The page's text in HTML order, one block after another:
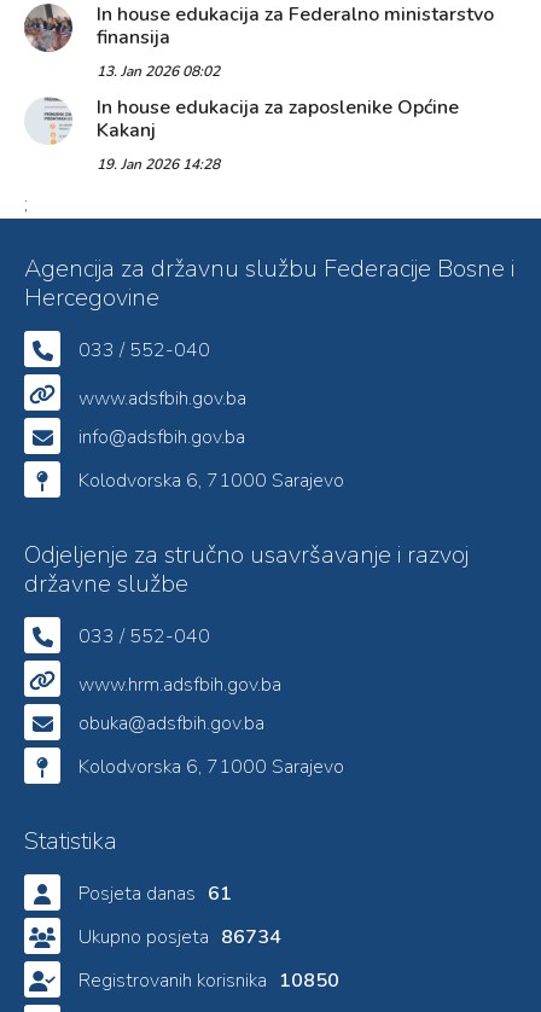
In house edukacija za Federalno ministarstvo
finansija
13. Jan 2026 08:02
In house edukacija za zaposlenike Općine
Kakanj
19. Jan 2026 14:28
;
Agencija za državnu službu Federacije Bosne i
Hercegovine
033 / 552-040
www.adsfbih.gov.ba
info@adsfbih.gov.ba
Kolodvorska 6, 71000 Sarajevo
Odjeljenje za stručno usavršavanje i razvoj
državne službe
033 / 552-040
www.hrm.adsfbih.gov.ba
obuka@adsfbih.gov.ba
Kolodvorska 6, 71000 Sarajevo
Statistika
Posjeta danas 61
Ukupno posjeta 86734
Registrovanih korisnika 10850